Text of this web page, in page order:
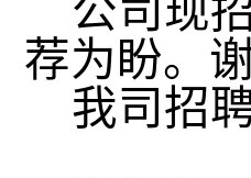
公司现
荐为盼。谢
我司招